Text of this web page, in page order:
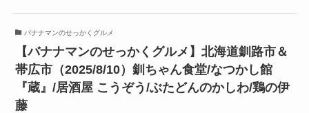
バナナマンのせっかくグルメ
【バナナマンのせっかくグルメ】北海道釧路市＆
帯広市（2025/8/10）釧ちゃん食堂/なつかし館
『蔵』/居酒屋 こうぞう/ぶたどんのかしわ/鶏の伊
藤